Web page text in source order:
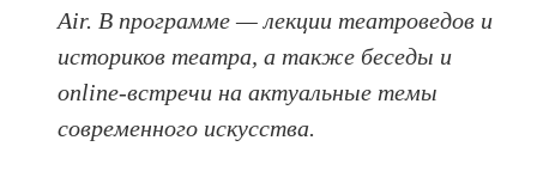
Air. В программе — лекции театроведов и
историков театра, а также беседы и
online-встречи на актуальные темы
современного искусства.